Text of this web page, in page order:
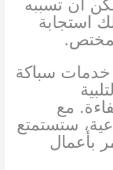
أن تسببه
استجابة
سباكة
مع
ستستمتع
بأعمال